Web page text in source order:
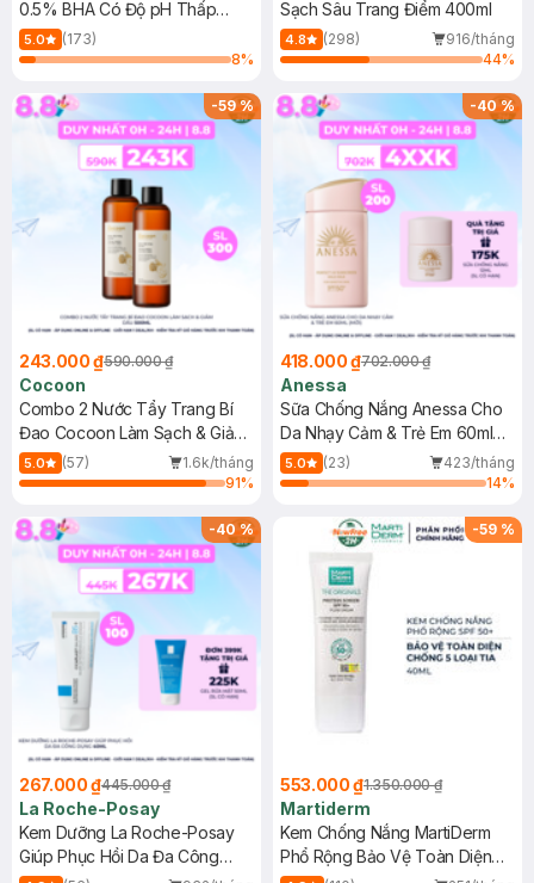
0.5% BHA Có Độ pH Thấp
150ml
5.0
(173)
8%
Sạch Sâu Trang Điểm 400ml
4.8 (298)
916/tháng
44%
-59%
243.000 ₫590.000 ₫
Cocoon
Combo 2 Nước Tẩy Trang Bí
Đao Cocoon Làm Sạch & Giảm
Dầu 500ml
5.0 (57)
1.6k/tháng
91%
-40%
418.000 ₫702.000 ₫
Anessa
Sữa Chống Nắng Anessa Cho
Da Nhạy Cảm & Trẻ Em 60ml
(Mới)
5.0 (23)
423/tháng
14%
-40%
267.000 ₫445.000 ₫
La Roche-Posay
Kem Dưỡng La Roche-Posay
Giúp Phục Hồi Da Đa Công
-59 %
553.000 ₫1.350.000 ₫
Martiderm
Kem Chống Nắng MartiDerm
Phổ Rộng Bảo Vệ Toàn Diện